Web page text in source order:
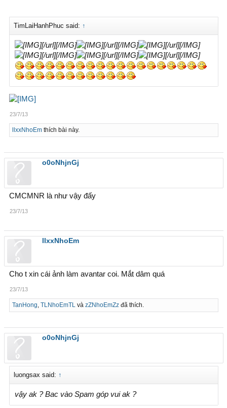
TimLaiHanhPhuc said: ↑
[/url][/IMG] [/url][/IMG]
[/url][/IMG]
[/url][/IMG]
[/url][/IMG] [/url][/IMG]
23/7/13
llxxNhoEmthích bài này.
o0oNhjnGj
CMCMNR là như vậy đấy
23/7/13
llxxNhoEm
Cho t xin cái ảnh làm avantar coi. Mắt dâm quá
23/7/13
TanHong, TLNhoEmTLvà zZNhoEmZzđã thích.
o0oNhjnGj
luongsax said: ↑
vậy ak ? Bac vào Spam góp vui ak ?